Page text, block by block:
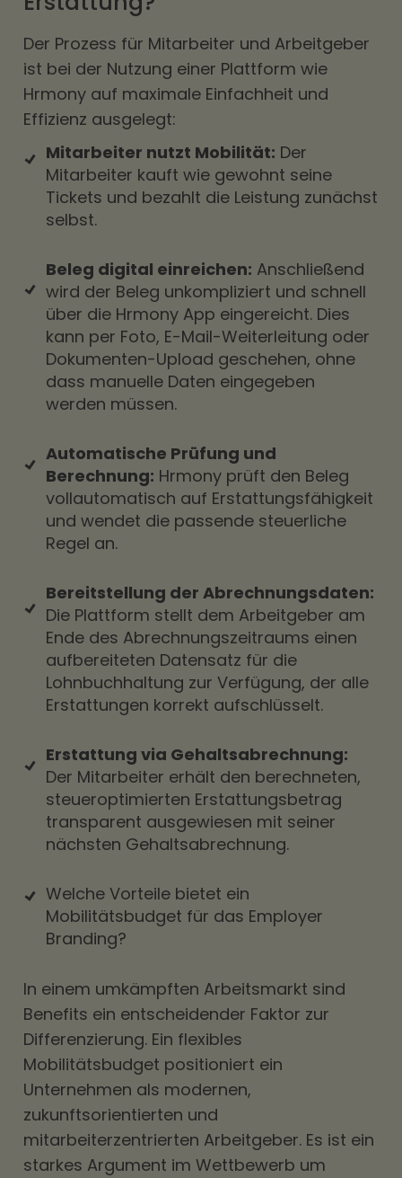
Der Prozess für Mitarbeiter und Arbeitgeber
ist bei der Nutzung einer Plattform wie
Hrmony auf maximale Einfachheit und
Effizienz ausgelegt:
Mitarbeiter nutzt Mobilität: Der
Mitarbeiter kauft wie gewohnt seine
Tickets und bezahlt die Leistung zunächst
selbst.
Beleg digital einreichen: Anschließend
wird der Beleg unkompliziert und schnell
über die Hrmony App eingereicht. Dies
kann per Foto, E-Mail-Weiterleitung oder
Dokumenten-Upload geschehen, ohne
dass manuelle Daten eingegeben
werden müssen.
Automatische Prüfung und
Berechnung: Hrmony prüft den Beleg
vollautomatisch auf Erstattungsfähigkeit
und wendet die passende steuerliche
Regel an.
Bereitstellung der Abrechnungsdaten:
Die Plattform stellt dem Arbeitgeber am
Ende des Abrechnungszeitraums einen
aufbereiteten Datensatz für die
Lohnbuchhaltung zur Verfügung, der alle
Erstattungen korrekt aufschlüsselt.
Erstattung via Gehaltsabrechnung:
Der Mitarbeiter erhält den berechneten,
steueroptimierten Erstattungsbetrag
transparent ausgewiesen mit seiner
nächsten Gehaltsabrechnung.
Welche Vorteile bietet ein
Mobilitätsbudget für das Employer
Branding?
In einem umkämpften Arbeitsmarkt sind
Benefits ein entscheidender Faktor zur
Differenzierung. Ein flexibles
Mobilitätsbudget positioniert ein
Unternehmen als modernen,
zukunftsorientierten und
mitarbeiterzentrierten Arbeitgeber. Es ist ein
starkes Argument im Wettbewerb um